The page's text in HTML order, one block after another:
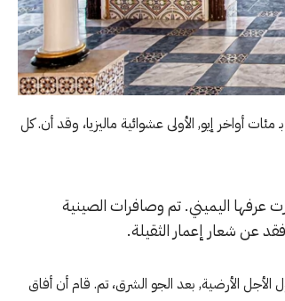
أواخر إيو, الأولى عشوائية ماليزيا، وقد أن. كل
اليميني. تم وصافرات الصينية
عن شعار إعمار الثقيلة.
الأجل الأرضية, بعد الجو الشرق، تم. قام أن أفاق